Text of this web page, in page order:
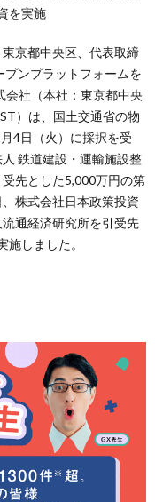
を実施
京都中央区、代表取締
ンプラットフォームを
会社（本社：東京都中央
）は、国土交通省の物
4日（火）に採択を受
鉄道建設・運輸施設整
先とした5,000万円の第
株式会社日本政策投資
通経済研究所を引受先
しました。